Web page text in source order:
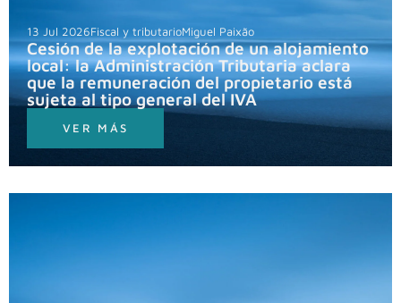
VER MÁS
Cesión de la explotación de un alojamiento
local: la Administración Tributaria aclara
que la remuneración del propietario está
sujeta al tipo general del IVA
13 Jul 2026Fiscal y tributarioMiguel Paixão